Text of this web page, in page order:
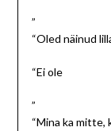
”
“Oled näinud
“Ei ole
”
“Mina ka mitte,